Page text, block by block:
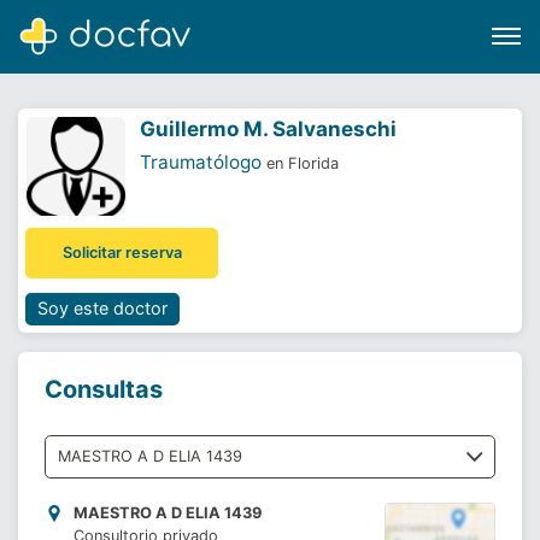
Software para clínicas
¿Eres un doctor?
Guillermo M. Salvaneschi
Traumatólogo en Florida
Solicitar reserva
Soy este doctor
Consultas
MAESTRO A D ELIA 1439
Consultorio privado